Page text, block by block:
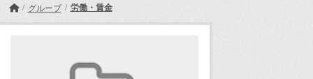
グループ 労働・賃金